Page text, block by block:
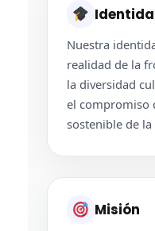
Nuestra
realidad de la
la diversidad
el compromiso
sostenible de
Misión